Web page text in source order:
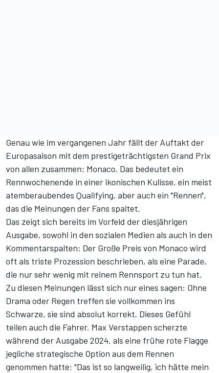
Genau wie im vergangenen Jahr fällt der Auftakt der
Europasaison mit dem prestigeträchtigsten Grand Prix
von allen zusammen: Monaco. Das bedeutet ein
Rennwochenende in einer ikonischen Kulisse, ein meist
atemberaubendes Qualifying, aber auch ein "Rennen",
das die Meinungen der Fans spaltet.
Das zeigt sich bereits im Vorfeld der diesjährigen
Ausgabe, sowohl in den sozialen Medien als auch in den
Kommentarspalten: Der Große Preis von Monaco wird
oft als triste Prozession beschrieben, als eine Parade,
die nur sehr wenig mit reinem Rennsport zu tun hat.
Zu diesen Meinungen lässt sich nur eines sagen: Ohne
Drama oder Regen treffen sie vollkommen ins
Schwarze, sie sind absolut korrekt. Dieses Gefühl
teilen auch die Fahrer. Max Verstappen scherzte
während der Ausgabe 2024, als eine frühe rote Flagge
jegliche strategische Option aus dem Rennen
genommen hatte: "Das ist so langweilig, ich hätte mein